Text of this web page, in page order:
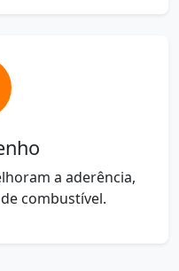
a aderência,
combustível.